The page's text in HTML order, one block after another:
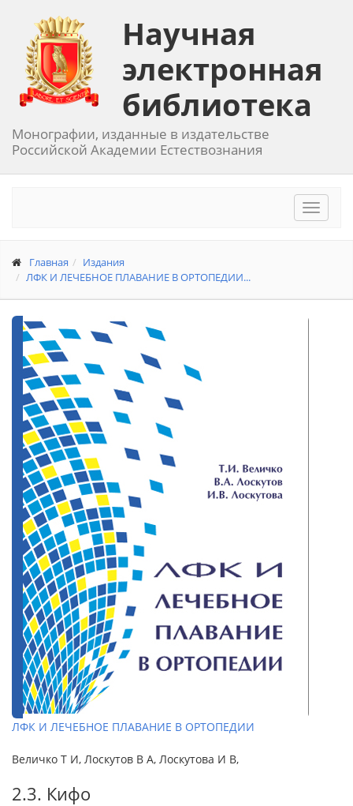
Научная
электронная
библиотека
Монографии, изданные в издательстве
Российской Академии Естествознания
Toggle
Главная
Издания
ЛФК И ЛЕЧЕБНОЕ ПЛАВАНИЕ В ОРТОПЕДИИ...
ЛФК И ЛЕЧЕБНОЕ ПЛАВАНИЕ В ОРТОПЕДИИ
Величко Т И, Лоскутов В А, Лоскутова И В,
2.3. Кифо